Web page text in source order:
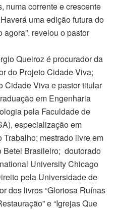
numa corrente e crescente
uma edição futura do
revelou o pastor
Queiroz é procurador da
do Projeto Cidade Viva;
Cidade Viva e pastor titular
em Engenharia
pela Faculdade de
especialização em
mestrado livre em
Betel Brasileiro; doutorado
University Chicago
pela Universidade de
dos livros “Gloriosa Ruínas
e “Igrejas Que